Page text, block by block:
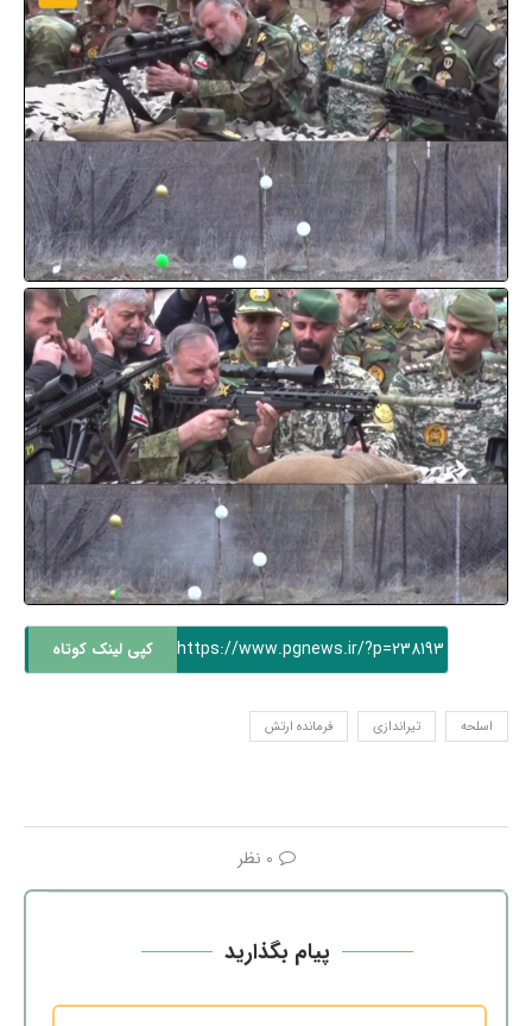
https://www.pgnews.ir/?p=238193 کپی لینک کوتاه
اسلحه تیراندازی فرمانده ارتش
0 نظر
پیام بگذارید